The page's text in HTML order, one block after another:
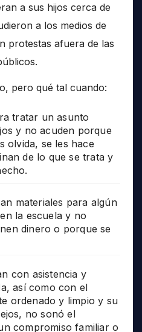
a sus hijos cerca de
a los medios de
protestas afuera de las
pero qué tal cuando:
tratar un asunto
y no acuden porque
olvida, se les hace
de lo que se trata y
materiales para algún
la escuela y no
dinero o porque se
con asistencia y
así como con el
ordenado y limpio y su
no sonó el
compromiso familiar o